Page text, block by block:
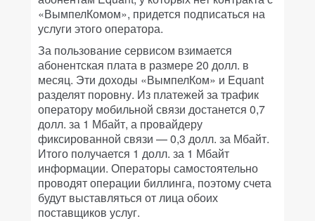
«ВымпелКомом», придется подписаться на
услуги этого оператора.
За пользование сервисом взимается
абонентская плата в размере 20 долл. в
месяц. Эти доходы «ВымпелКом» и Equant
разделят поровну. Из платежей за трафик
оператору мобильной связи достанется 0,7
долл. за 1 Мбайт, а провайдеру
фиксированной связи — 0,3 долл. за Мбайт.
Итого получается 1 долл. за 1 Мбайт
информации. Операторы самостоятельно
проводят операции биллинга, поэтому счета
будут выставляться от лица обоих
поставщиков услуг.